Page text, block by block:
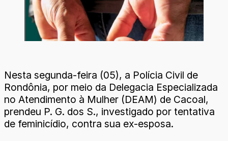
Nesta segunda-feira (05), a Polícia Civil de
Rondônia, por meio da Delegacia Especializada
no Atendimento à Mulher (DEAM) de Cacoal,
prendeu P. G. dos S., investigado por tentativa
de feminicídio, contra sua ex-esposa.